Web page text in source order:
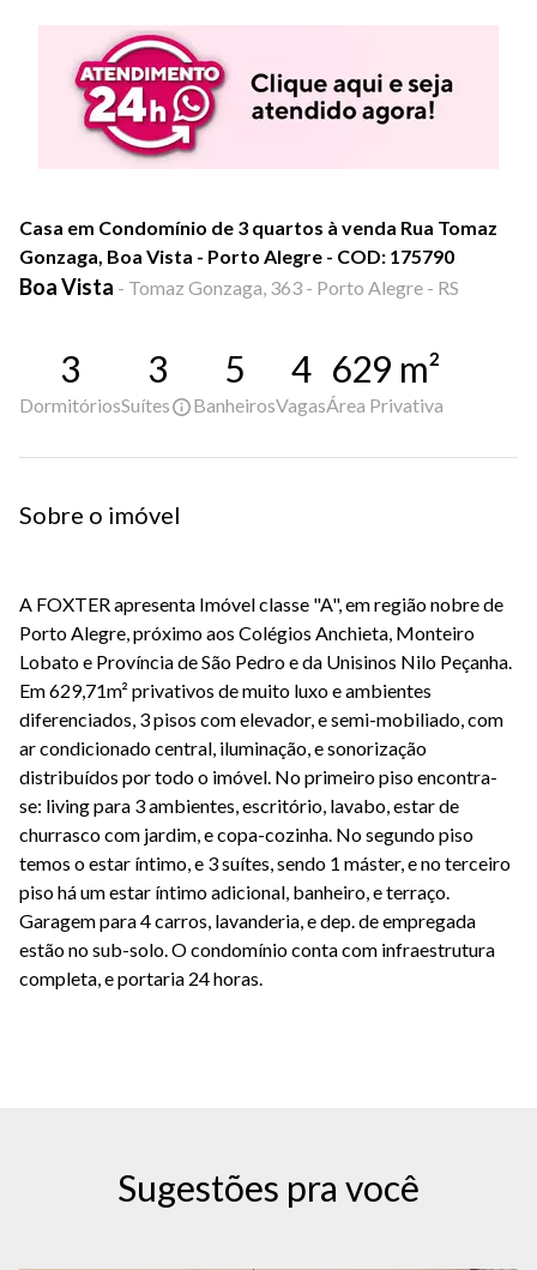
Casa em Condomínio de 3 quartos à venda Rua Tomaz
Gonzaga, Boa Vista - Porto Alegre - COD: 175790
Boa Vista - Tomaz Gonzaga, 363 - Porto Alegre - RS
3
Dormitórios
3
Suítes
5
Banheiros
4
Vagas
629 m²
Área Privativa
Sobre o imóvel
A FOXTER apresenta Imóvel classe "A", em região nobre de
Porto Alegre, próximo aos Colégios Anchieta, Monteiro
Lobato e Província de São Pedro e da Unisinos Nilo Peçanha.
Em 629,71m² privativos de muito luxo e ambientes
diferenciados, 3 pisos com elevador, e semi-mobiliado, com
ar condicionado central, iluminação, e sonorização
distribuídos por todo o imóvel. No primeiro piso encontra-
se: living para 3 ambientes, escritório, lavabo, estar de
churrasco com jardim, e copa-cozinha. No segundo piso
temos o estar íntimo, e 3 suítes, sendo 1 máster, e no terceiro
piso há um estar íntimo adicional, banheiro, e terraço.
Garagem para 4 carros, lavanderia, e dep. de empregada
estão no sub-solo. O condomínio conta com infraestrutura
completa, e portaria 24 horas.
Sugestões pra você